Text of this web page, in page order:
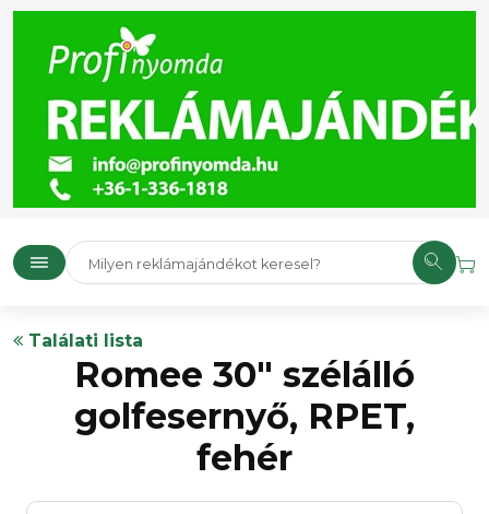
Találati lista
Romee 30" szélálló
golfesernyő, RPET,
fehér